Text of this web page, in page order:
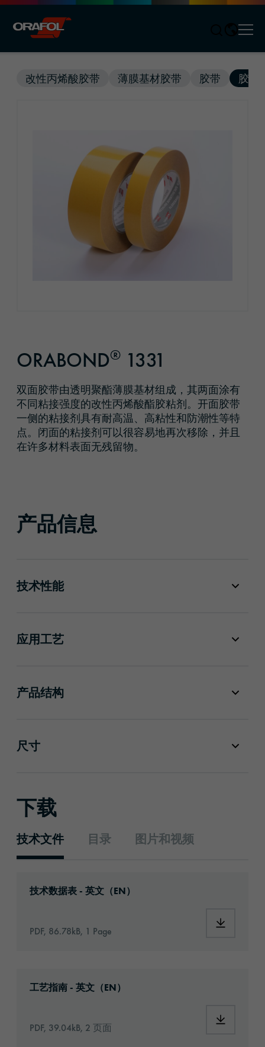
改性丙烯酸胶带 薄膜基材胶带 胶带 胶带
ORABOND® 1331
双面胶带由透明聚酯薄膜基材组成，其两面涂有
不同粘接强度的改性丙烯酸酯胶粘剂。开面胶带
一侧的粘接剂具有耐高温、高粘性和防潮性等特
点。闭面的粘接剂可以很容易地再次移除，并且
在许多材料表面无残留物。
产品信息
技术性能
应用工艺
产品结构
尺寸
下载
技术文件 目录 图片和视频
技术数据表 - 英文（EN）
PDF, 86.78kB, 1 Page
工艺指南 - 英文（EN）
PDF, 39.04kB, 2 页面